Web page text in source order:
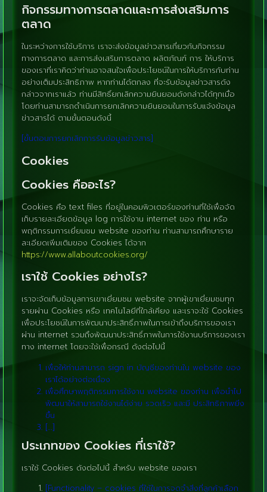
กิจกรรมทางการตลาดและการส่งเสริมการ
ตลาด
ในระหว่างการใช้บริการ เราจะส่งข้อมูลข่าวสารเกี่ยวกับกิจกรรม
ทางการตลาด และการส่งเสริมการตลาด ผลิตภัณฑ์ การ ให้บริการ
ของเราที่เราคิดว่าท่านอาจสนใจเพื่อประโยชน์ในการให้บริการกับท่าน
อย่างเต็มประสิทธิภาพ หากท่านได้ตกลง ที่จะรับข้อมูลข่าวสารดัง
กล่าวจากเราแล้ว ท่านมีสิทธิ์ยกเลิกความยินยอมดังกล่าวได้ทุกเมื่อ
โดยท่านสามารถดำเนินการยกเลิกความยินยอมในการรับแจ้งข้อมูล
ข่าวสารได้ ตามขั้นตอนดังนี้
[ขั้นตอนการยกเลิกการรับข้อมูลข่าวสาร]
Cookies
Cookies คืออะไร?
Cookies คือ text files ที่อยู่ในคอมพิวเตอร์ของท่านที่ใช้เพื่อจัด
เก็บรายละเอียดข้อมูล log การใช้งาน internet ของ ท่าน หรือ
พฤติกรรมการเยี่ยมชม website ของท่าน ท่านสามารถศึกษาราย
ละเอียดเพิ่มเติมของ Cookies ได้จาก
https://www.allaboutcookies.org/
เราใช้ Cookies อย่างไร?
เราจะจัดเก็บข้อมูลการเขาเยี่ยมชม website จากผู้เขาเยี่ยมชมทุก
รายผ่าน Cookies หรือ เทคโนโลยีที่ใกล้เคียง และเราจะใช้ Cookies
เพื่อประโยชน์ในการพัฒนาประสิทธิ์ภาพในการเข้าถึงบริการของเรา
ผ่าน internet รวมถึงพัฒนาประสิทธิ์ภาพในการใช้งานบริการของเรา
ทาง internet โดยจะใช้เพื่อกรณี ดังต่อไปนี้
เพื่อให้ท่านสามารถ sign in บัญชีของท่านใน website ของ
เราได้อย่างต่อเนื่อง
เพื่อศึกษาพฤติกรรมการใช้งาน website ของท่าน เพื่อนำไป
พัฒนาให้สามารถใช้งานได้ง่าย รวดเร็ว และมี ประสิทธิภาพยิ่ง
ขึ้น
[…]
ประเภทของ Cookies ที่เราใช้?
เราใช้ Cookies ดังต่อไปนี้ สำหรับ website ของเรา
[Functionality – cookies ที่ใช้ในการจดจำสิ่งที่ลูกค้าเลือก